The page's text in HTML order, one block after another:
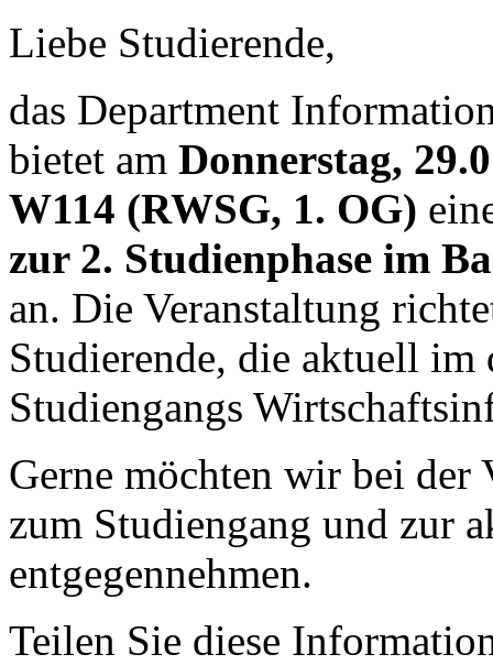
Liebe Studierende,
das Department
bietet am Donnerstag,
W114 (RWSG, 1. OG)
zur 2. Studienphase im
an. Die Veranstaltung
Studierende, die aktuell im
Studiengangs
Gerne möchten wir bei der
zum Studiengang und zur
entgegennehmen.
Teilen Sie diese